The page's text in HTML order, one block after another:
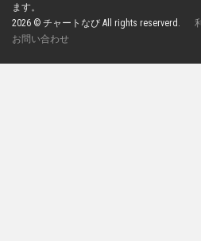
ます。
2026 © チャートなび All rights reserverd.
お問い合わせ